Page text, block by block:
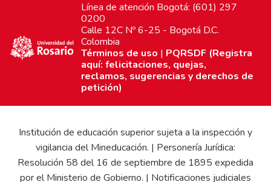
Línea de atención Bogotá: (601) 297
0200
Calle 12C Nº 6-25 - Bogotá D.C.
Colombia
Términos de uso | PQRSDF (Registra
aquí: felicitaciones, quejas,
reclamos, sugerencias y derechos de
petición)
Institución de educación superior sujeta a la inspección y
vigilancia del Mineducación. | Personería Jurídica:
Resolución 58 del 16 de septiembre de 1895 expedida
por el Ministerio de Gobierno. | Notificaciones judiciales